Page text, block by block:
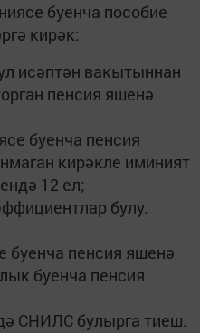
буенча пособие
кирәк:
исәптән вакытыннан
пенсия яшенә
буенча пенсия
кирәкле иминият
12 ел;
булу.
буенча пенсия яшенә
буенча пенсия
СНИЛС булырга тиеш.